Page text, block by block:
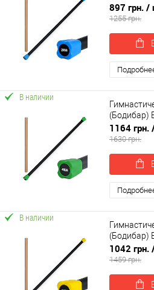
4154-2)
897 грн. /
1255 грн.
В наличии
(Бодибар)
4154-4)
1164 грн.
1630 грн.
В наличии
(Бодибар)
4154-3)
1042 грн.
1459 грн.